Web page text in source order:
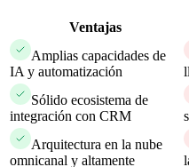
Ventajas
Amplias capacidades de
IA y automatización
Sólido ecosistema de
integración con CRM
Arquitectura en la nube
omnicanal y altamente